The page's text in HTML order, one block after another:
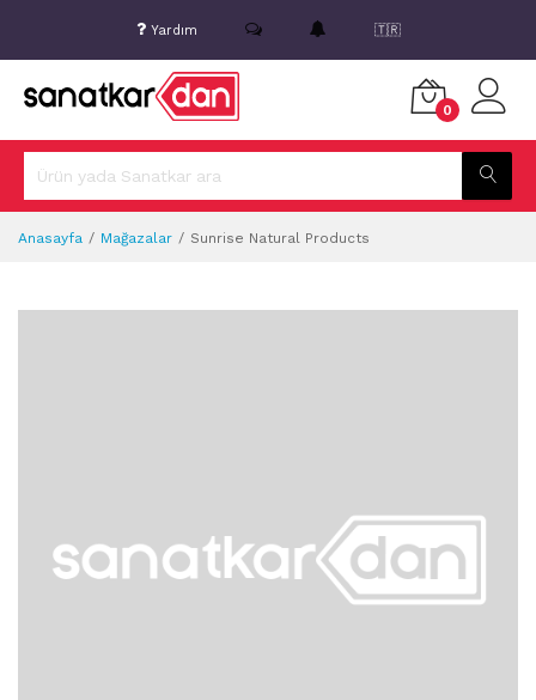
Yardım 🇹🇷
0
Anasayfa Mağazalar Sunrise Natural Products